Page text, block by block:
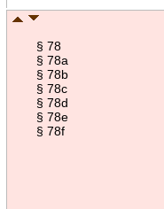
§ 78
§ 78a
§ 78b
§ 78c
§ 78d
§ 78e
§ 78f